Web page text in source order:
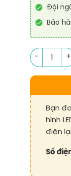
Đội
Bảo
Module
Bạn
hình
điện
Số